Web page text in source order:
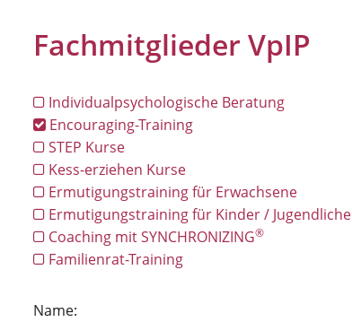
Fachmitglieder VpIP
Individualpsychologische Beratung
Encouraging-Training
STEP Kurse
Kess-erziehen Kurse
Ermutigungstraining für Erwachsene
Ermutigungstraining für Kinder / Jugendliche
Coaching mit SYNCHRONIZING®
Familienrat-Training
Name: